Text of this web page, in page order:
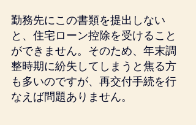
勤務先にこの書類を提出しない
と、住宅ローン控除を受けること
ができません。そのため、年末調
整時期に紛失してしまうと焦る方
も多いのですが、再交付手続を行
なえば問題ありません。